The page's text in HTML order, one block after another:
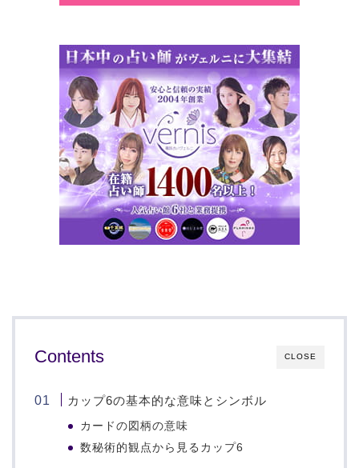
CLOSE
Contents
カップ6の基本的な意味とシンボル
カードの図柄の意味
数秘術的観点から見るカップ6